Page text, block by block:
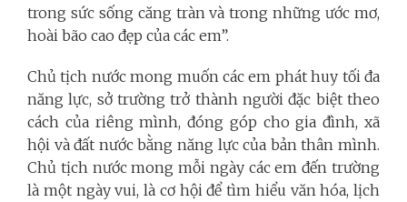
trong sức sống căng tràn và trong những ước mơ,
hoài bão cao đẹp của các em”.
Chủ tịch nước mong muốn các em phát huy tối đa
năng lực, sở trường trở thành người đặc biệt theo
cách của riêng mình, đóng góp cho gia đình, xã
hội và đất nước bằng năng lực của bản thân mình.
Chủ tịch nước mong mỗi ngày các em đến trường
là một ngày vui, là cơ hội để tìm hiểu văn hóa, lịch